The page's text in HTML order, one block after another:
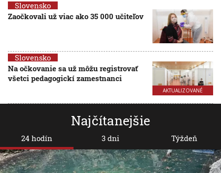
Slovensko
Zaočkovali už viac ako 35 000 učiteľov
AKTUALIZOVANÉ
Slovensko
Na očkovanie sa už môžu registrovať
všetci pedagogickí zamestnanci
Najčítanejšie
24 hodín 3 dni Týždeň